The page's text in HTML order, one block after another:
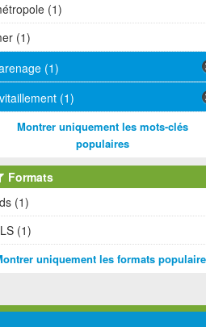
(1)
(1)
(1)
(1)
Montrer uniquement les mots-clés
populaires
Formats
(1)
(1)
uniquement les formats